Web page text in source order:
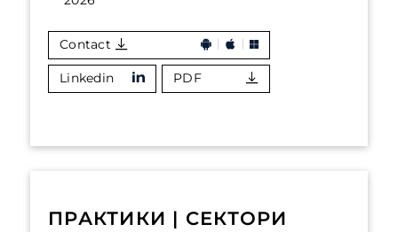
Contact
Linkedin PDF
ПРАКТИКИ | СЕКТОРИ